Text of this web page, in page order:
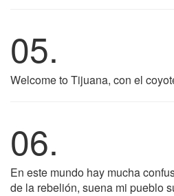
05.
Welcome to Tijuana, con el
06.
En este mundo hay mucha
de la rebelión, suena mi pueblo